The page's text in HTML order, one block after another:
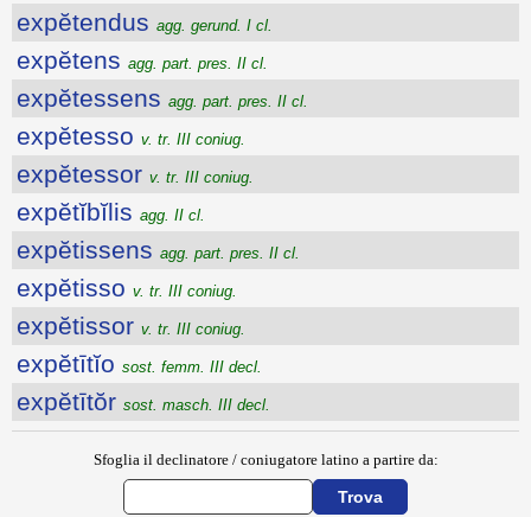
expĕtendus agg. gerund. I cl.
expĕtens agg. part. pres. II cl.
expĕtessens agg. part. pres. II cl.
expĕtesso v. tr. III coniug.
expĕtessor v. tr. III coniug.
expĕtĭbĭlis agg. II cl.
expĕtissens agg. part. pres. II cl.
expĕtisso v. tr. III coniug.
expĕtissor v. tr. III coniug.
expĕtītĭo sost. femm. III decl.
expĕtītŏr sost. masch. III decl.
Sfoglia il declinatore / coniugatore latino a partire da: